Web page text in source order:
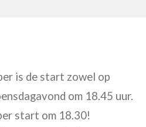
is de start zowel op
om 18.45 uur.
start om 18.30!